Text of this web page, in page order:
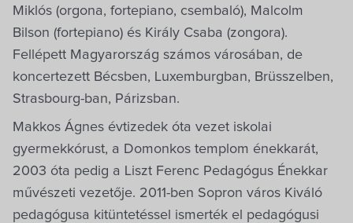
Miklós (orgona, fortepiano, csembaló), Malcolm
Bilson (fortepiano) és Király Csaba (zongora).
Fellépett Magyarország számos városában, de
koncertezett Bécsben, Luxemburgban, Brüsszelben,
Strasbourg-ban, Párizsban.
Makkos Ágnes évtizedek óta vezet iskolai
gyermekkórust, a Domonkos templom énekkarát,
2003 óta pedig a Liszt Ferenc Pedagógus Énekkar
művészeti vezetője. 2011-ben Sopron város Kiváló
pedagógusa kitüntetéssel ismerték el pedagógusi